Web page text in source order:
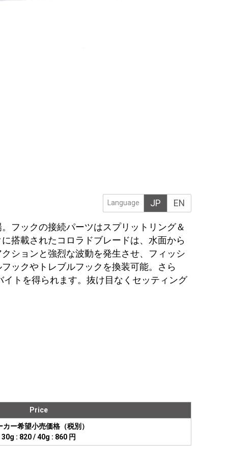
Language JP EN
フックの接続パーツはスプリットリング＆
搭載されたコロラドブレードは、水面から
ションと強烈な波動を発生させ、フィッシ
ックやトレブルフックを換装可能。さら
トを得られます。抜け目なくセッティング
Price
カー希望小売価格（税別）
30g : 820 / 40g : 860 円